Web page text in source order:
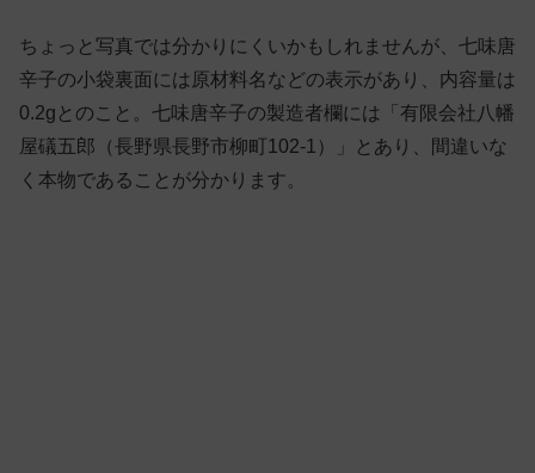
ちょっと写真では分かりにくいかもしれませんが、七味唐
辛子の小袋裏面には原材料名などの表示があり、内容量は
0.2gとのこと。七味唐辛子の製造者欄には「有限会社八幡
屋礒五郎（長野県長野市柳町102-1）」とあり、間違いな
く本物であることが分かります。